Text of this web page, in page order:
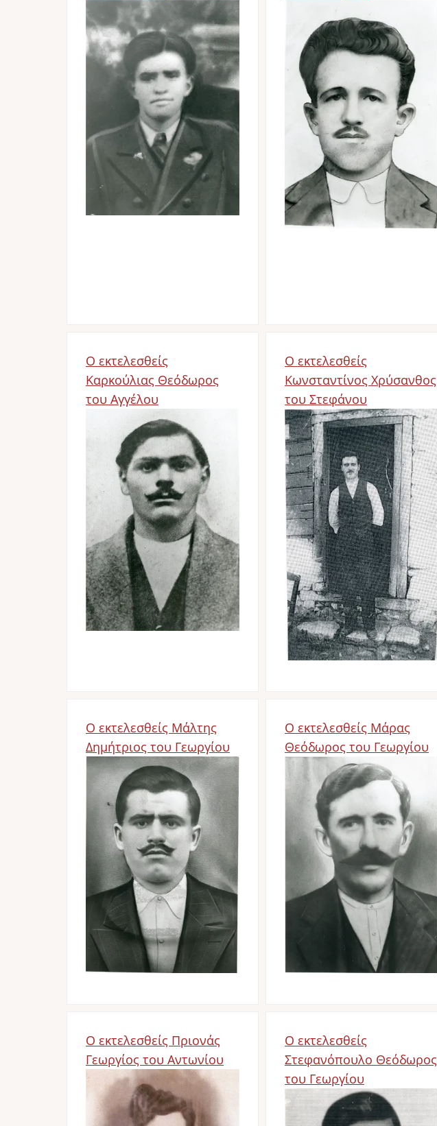
Image
Ο εκτελεσθείς
Καρκούλιας Θεόδωρος
του Αγγέλου
Ο εκτελεσθείς
Κωνσταντίνος Χρύσανθος
του Στεφάνου
Image
Ο εκτελεσθείς Μάλτης
Δημήτριος του Γεωργίου
Image
Ο εκτελεσθείς Μάρας
Θεόδωρος του Γεωργίου
Image
Ο εκτελεσθείς Πριονάς
Γεωργίος του Αντωνίου
Image
Ο εκτελεσθείς
Στεφανόπουλο Θεόδωρος
του Γεωργίου
Image